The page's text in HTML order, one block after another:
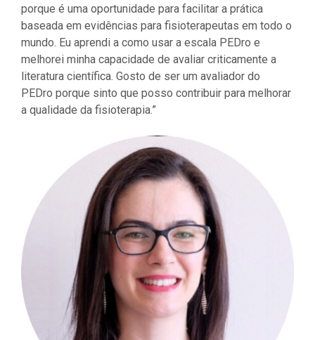
porque é uma oportunidade para facilitar a prática
baseada em evidências para fisioterapeutas em todo o
mundo. Eu aprendi a como usar a escala PEDro e
melhorei minha capacidade de avaliar criticamente a
literatura científica. Gosto de ser um avaliador do
PEDro porque sinto que posso contribuir para melhorar
a qualidade da fisioterapia.”